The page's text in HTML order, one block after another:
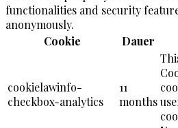
functionalities and security
anonymously.
Cookie
Dauer
cookielawinfo-
checkbox-analytics
11
months